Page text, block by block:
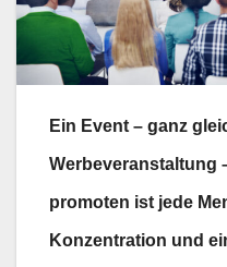
Ein Event – ganz
Werbeveranstaltung
promoten ist jede
Konzentration und